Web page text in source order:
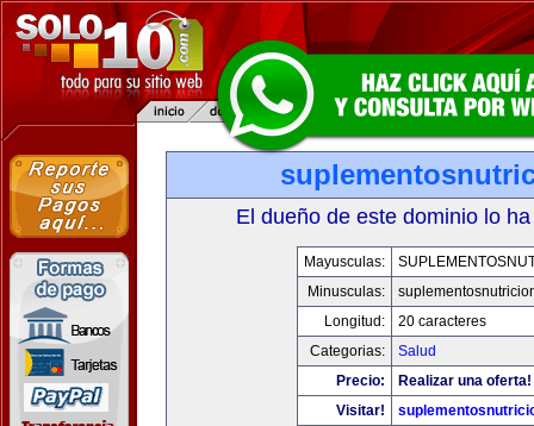
El dueño de este dominio lo
Mayusculas:
Minusculas:
Longitud:
20 caracteres
Categorias:
Salud
Precio:
Realizar una oferta!
Visitar!